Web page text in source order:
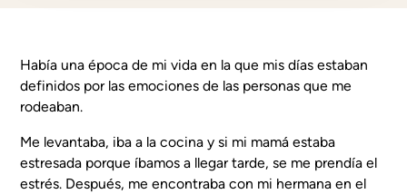
Había una época de mi vida en la que mis días estaban
definidos por las emociones de las personas que me
rodeaban.
Me levantaba, iba a la cocina y si mi mamá estaba
estresada porque íbamos a llegar tarde, se me prendía el
estrés. Después, me encontraba con mi hermana en el